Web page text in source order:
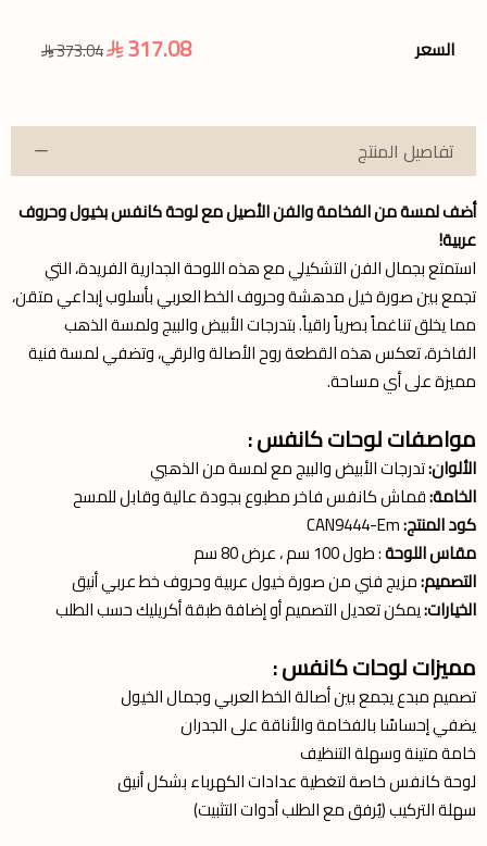
اسحب و افلت الملف هنا
السعر 317.08
373.04
تفاصيل المنتج
أضف لمسة من الفخامة والفن الأصيل مع لوحة كانفس بخيول وحروف
عربية!
استمتع بجمال الفن التشكيلي مع هذه اللوحة الجدارية الفريدة، التي
تجمع بين صورة خيل مدهشة وحروف الخط العربي بأسلوب إبداعي متقن،
مما يخلق تناغماً بصرياً راقياً. بتدرجات الأبيض والبيج ولمسة الذهب
الفاخرة، تعكس هذه القطعة روح الأصالة والرقي، وتضفي لمسة فنية
مميزة على أي مساحة.
مواصفات لوحات كانفس :
الألوان:تدرجات الأبيض والبيج مع لمسة من الذهبي
الخامة:قماش كانفس فاخر مطبوع بجودة عالية وقابل للمسح
كود المنتج:
مقاس اللوحة: طول 100 سم ، عرض 80 سم
التصميم:مزيج فني من صورة خيول عربية وحروف خط عربي أنيق
الخيارات:يمكن تعديل التصميم أو إضافة طبقة أكريليك حسب الطلب
مميزات لوحات كانفس :
تصميم مبدع يجمع بين أصالة الخط العربي وجمال الخيول
يضفي إحساسًا بالفخامة والأناقة على الجدران
خامة متينة وسهلة التنظيف
لوحة كانفس خاصة لتغطية عدادات الكهرباء بشكل أنيق
سهلة التركيب (يُرفق مع الطلب أدوات التثبيت)